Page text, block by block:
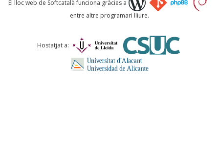
Comentari *
El lloc web de Softcatalà funciona gràcies a
entre altre programari lliure.
Hostatjat a: